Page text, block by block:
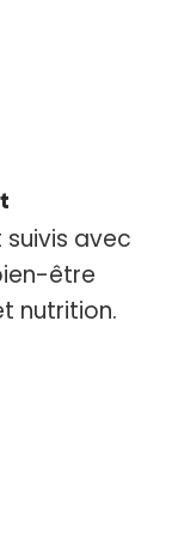
avec
être
nutrition.